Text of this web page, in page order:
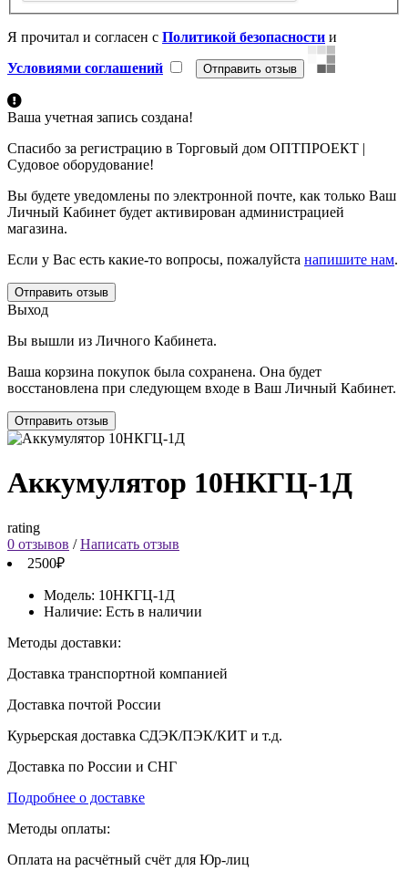
Я прочитал и согласен с Политикой безопасности и
Условиями соглашений
Ваша учетная запись создана!
Спасибо за регистрацию в Торговый дом ОПТПРОЕКТ |
Судовое оборудование!
Вы будете уведомлены по электронной почте, как только Ваш
Личный Кабинет будет активирован администрацией
магазина.
Если у Вас есть какие-то вопросы, пожалуйста напишите нам.
Отправить отзыв
Выход
Вы вышли из Личного Кабинета.
Ваша корзина покупок была сохранена. Она будет
восстановлена при следующем входе в Ваш Личный Кабинет.
Отправить отзыв
Аккумулятор 10НКГЦ-1Д
rating
0 отзывов /Написать отзыв
2500₽
Модель: 10НКГЦ-1Д
Наличие: Есть в наличии
Методы доставки:
Доставка транспортной компанией
Доставка почтой России
Курьерская доставка СДЭК/ПЭК/КИТ и т.д.
Доставка по России и СНГ
Подробнее о доставке
Методы оплаты:
Оплата на расчётный счёт для Юр-лиц